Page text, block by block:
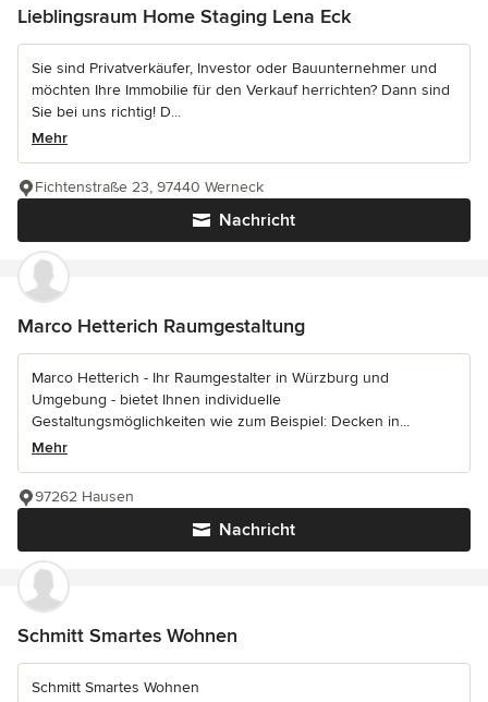
Lieblingsraum Home Staging Lena Eck
Sie sind Privatverkäufer, Investor oder Bauunternehmer und
möchten Ihre Immobilie für den Verkauf herrichten? Dann sind
Sie bei uns richtig! D...
Mehr
Nachricht
Fichtenstraße 23, 97440 Werneck
Marco Hetterich Raumgestaltung
Marco Hetterich - Ihr Raumgestalter in Würzburg und
Umgebung - bietet Ihnen individuelle
Gestaltungsmöglichkeiten wie zum Beispiel: Decken in...
Mehr
Nachricht
97262 Hausen
Schmitt Smartes Wohnen
Schmitt Smartes Wohnen